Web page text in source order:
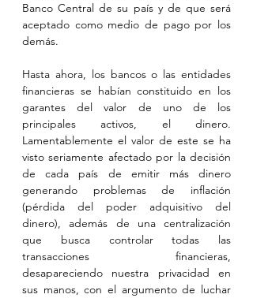
Banco Central de su país y de que será
aceptado como medio de pago por los
demás.
Hasta ahora, los bancos o las entidades
financieras se habían constituido en los
garantes del valor de uno de los
principales activos, el dinero.
Lamentablemente el valor de este se ha
visto seriamente afectado por la decisión
de cada país de emitir más dinero
generando problemas de inflación
(pérdida del poder adquisitivo del
dinero), además de una centralización
que busca controlar todas las
transacciones financieras,
desapareciendo nuestra privacidad en
sus manos, con el argumento de luchar